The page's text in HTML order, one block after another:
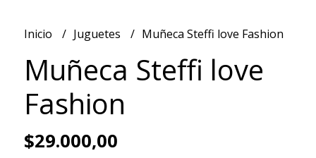
Inicio Juguetes Muñeca Steffi love Fashion
Muñeca Steffi love
Fashion
$29.000,00